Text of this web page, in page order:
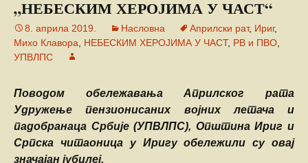
„НЕБЕСКИМ ХЕРОЈИМА У ЧАСТ“
8. априла 2019. Насловна Априлски рат, Ириг,
Михо Клавора
НЕБЕСКИМ ХЕРОЈИМА У ЧАСТ, РВ и ПВО
УПВЛПС
Поводом обележавања Априлског рата
Удружење пензионисаних војних летача и
падобранаца Србије (УПВЛПС), Општина Ириг и
Српска читаоница у Иригу обележили су овај
значајан јубилеј.